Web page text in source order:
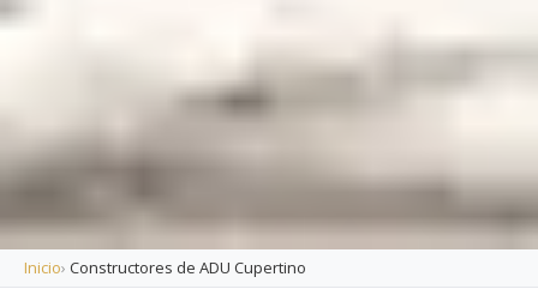
Inicio› Constructores de ADU Cupertino